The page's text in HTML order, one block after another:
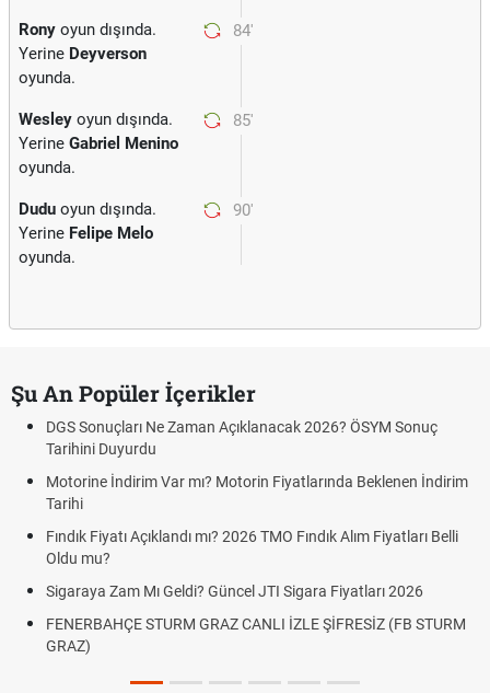
84'
Rony oyun dışında.
Yerine Deyverson
oyunda.
85'
Wesley oyun dışında.
Yerine Gabriel Menino
oyunda.
90'
Dudu oyun dışında.
Yerine Felipe Melo
oyunda.
Şu An Popüler İçerikler
DGS Sonuçları Ne Zaman Açıklanacak 2026? ÖSYM Sonuç
Tarihini Duyurdu
Motorine İndirim Var mı? Motorin Fiyatlarında Beklenen İndirim
Tarihi
Fındık Fiyatı Açıklandı mı? 2026 TMO Fındık Alım Fiyatları Belli
Oldu mu?
Sigaraya Zam Mı Geldi? Güncel JTI Sigara Fiyatları 2026
FENERBAHÇE STURM GRAZ CANLI İZLE ŞİFRESİZ (FB STURM
GRAZ)